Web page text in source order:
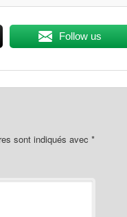
Follow us
sont indiqués avec*